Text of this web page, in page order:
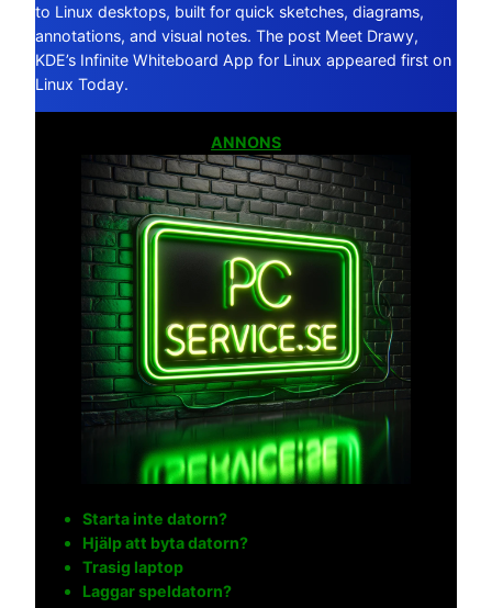
to Linux desktops, built for quick sketches, diagrams,
annotations, and visual notes. The post Meet Drawy,
KDE’s Infinite Whiteboard App for Linux appeared first on
Linux Today.
ANNONS
Starta inte datorn?
Hjälp att byta datorn?
Trasig laptop
Laggar speldatorn?